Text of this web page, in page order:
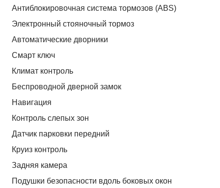
Антиблокировочная система тормозов (ABS)
Электронный стояночный тормоз
Автоматические дворники
Смарт ключ
Климат контроль
Беспроводной дверной замок
Навигация
Контроль слепых зон
Датчик парковки передний
Круиз контроль
Задняя камера
Подушки безопасности вдоль боковых окон